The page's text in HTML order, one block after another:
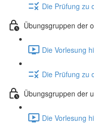
Die Prüfung zu
Übungsgruppen der
Die Vorlesung
Die Prüfung zu
Übungsgruppen der
Die Vorlesung